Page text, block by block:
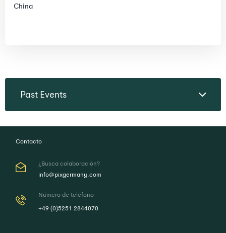
China
Past Events
Contacto
¿Busca colaboración?
info@pixgermany.com
Número de teléfono
+49 (0)5251 2844070